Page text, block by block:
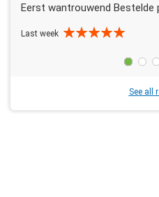
Eerst wantrouwend Bestelde
Last week
See all